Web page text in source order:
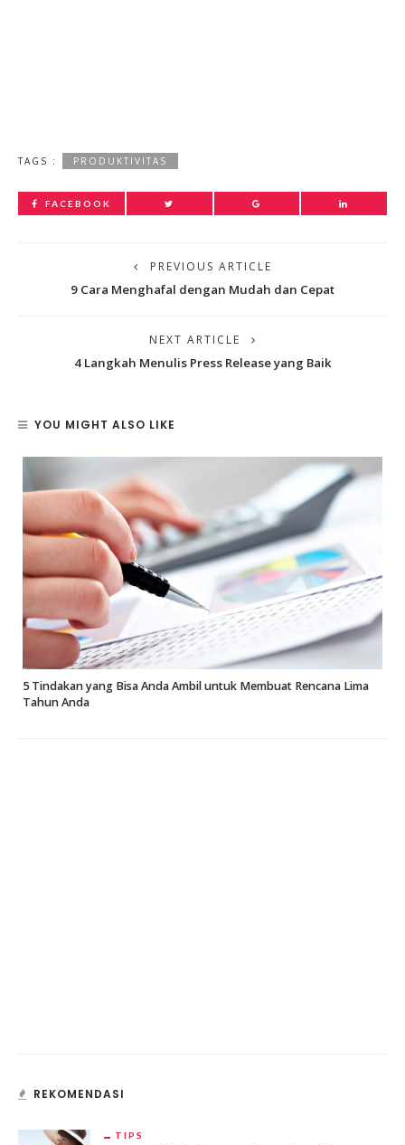
TAGS : PRODUKTIVITAS
FACEBOOK
PREVIOUS ARTICLE
9 Cara Menghafal dengan Mudah dan Cepat
NEXT ARTICLE
4 Langkah Menulis Press Release yang Baik
YOU MIGHT ALSO LIKE
5 Tindakan yang Bisa Anda Ambil untuk Membuat Rencana Lima
Tahun Anda
REKOMENDASI
TIPS